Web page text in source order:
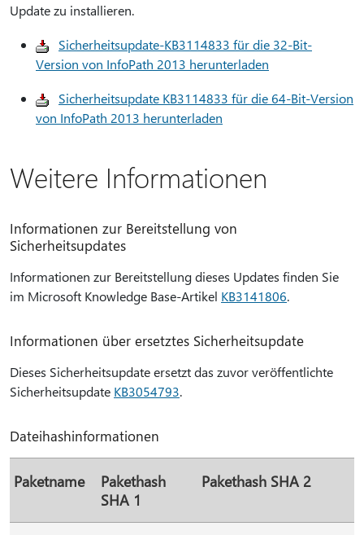
Update zu installieren.
Sicherheitsupdate-KB3114833 für die 32-Bit-
Version von InfoPath 2013 herunterladen
Sicherheitsupdate KB3114833 für die 64-Bit-Version
von InfoPath 2013 herunterladen
Weitere Informationen
Informationen zur Bereitstellung von
Sicherheitsupdates
Informationen zur Bereitstellung dieses Updates finden Sie
im Microsoft Knowledge Base-Artikel KB3141806.
Informationen über ersetztes Sicherheitsupdate
Dieses Sicherheitsupdate ersetzt das zuvor veröffentlichte
Sicherheitsupdate KB3054793.
Dateihashinformationen
Paketname
Pakethash
SHA 1
Pakethash SHA 2